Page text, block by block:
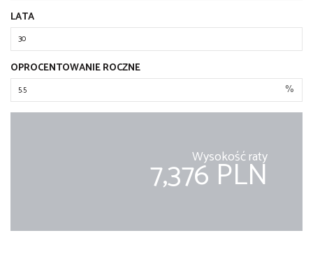
LATA
OPROCENTOWANIE ROCZNE
%
Wysokość raty
7,376 PLN